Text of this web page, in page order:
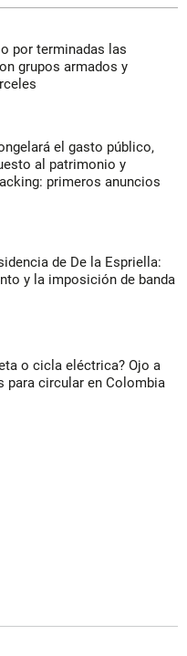
por terminadas las
grupos armados y
el gasto público,
al patrimonio y
primeros anuncios
de De la Espriella:
y la imposición de banda
o cicla eléctrica? Ojo a
para circular en Colombia